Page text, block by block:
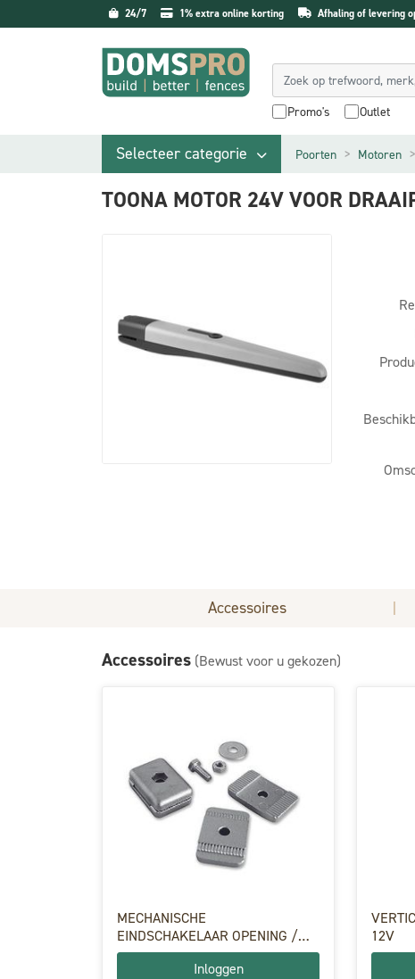
24/7 1% extra online korting Afhaling of levering
Promo's Outlet
Selecteer categorie Poorten Motoren
TOONA MOTOR 24V VOOR
Accessoires |
Accessoires (Bewust voor u gekozen)
MECHANISCHE
EINDSCHAKELAAR OPENING /
SLUITING (4ST)
Inloggen
12V